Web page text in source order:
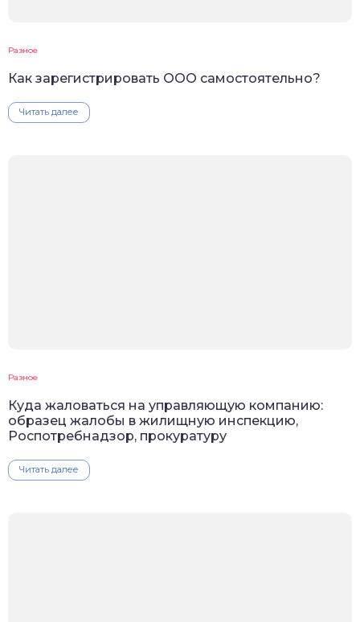
Разное
Как зарегистрировать ООО самостоятельно?
Читать далее
Разное
Куда жаловаться на управляющую компанию:
образец жалобы в жилищную инспекцию,
Роспотребнадзор, прокуратуру
Читать далее